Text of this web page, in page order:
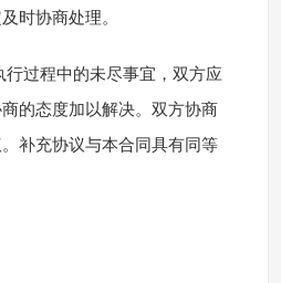
时协商处理。
行过程中的未尽事宜，双方应
的态度加以解决。双方协商
补充协议与本合同具有同等